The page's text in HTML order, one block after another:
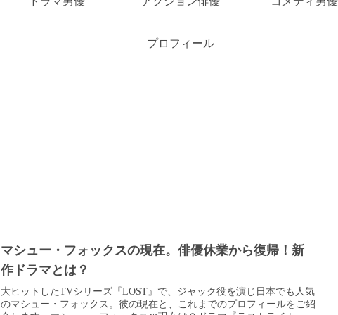
プロフィール
マシュー・フォックスの現在。俳優休業から復帰！新
作ドラマとは？
大ヒットしたTVシリーズ『LOST』で、ジャック役を演じ日本でも人気
のマシュー・フォックス。彼の現在と、これまでのプロフィールをご紹